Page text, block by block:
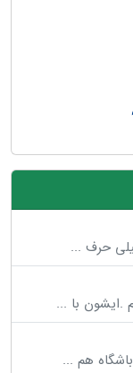
حرف ...
.ایشون با ...
هم ...